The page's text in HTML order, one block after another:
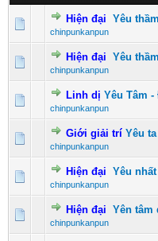
Hiện đại Yêu
chinpunkanpun
0 Vote(s) -
Hiện đại Yêu
chinpunkanpun
0 Vote(s) -
Linh dị Yêu Tâm
chinpunkanpun
0 Vote(s) -
Giới giải trí Yêu
chinpunkanpun
0 Vote(s) -
Hiện đại Yêu
chinpunkanpun
0 Vote(s) -
Hiện đại Yên tâm
chinpunkanpun
0 Vote(s) -